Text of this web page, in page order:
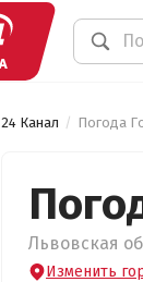
24 Канал Погода
Львовская
Изменить